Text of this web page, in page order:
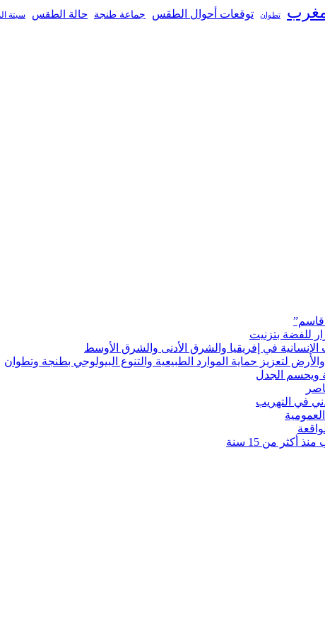
تطوان توقعات أحوال الطقس جماعة طنجة حالة الطقس سبتة
قاسم”
للفضة بتزنيت
لتعزيز حماية الموارد الطبيعية والتنوع البيولوجي بطنجة وتطوان
ويحسم الجدل
في التهريب
من 15 سنة